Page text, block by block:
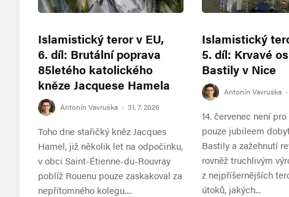
Islamistický teror v EU,
6. díl: Brutální poprava
85letého katolického
kněze Jacquese Hamela
Antonín Vavruška · 31. 7. 2026
Toho dne stařičký kněz Jacques
Hamel, již několik let na odpočinku,
v obci Saint-Étienne-du-Rouvray
poblíž Rouenu pouze zaskakoval za
nepřítomného kolegu....
Islamistický
5. díl: Krvavé
Bastily v Nice
Antonín Vavruška ·
14. červenec není
pouze jubileem
Bastily a zažehnutí
rovněž truchlivým
z nejpříšernějších
útoků, jakých...